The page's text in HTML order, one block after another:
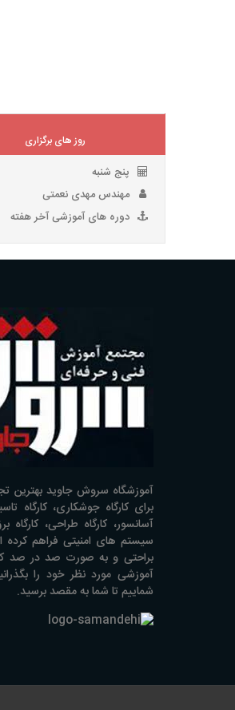
روز های برگزاری
پنج شنبه
مهندس مهدی نعمتی
دوره های آموزشی آخر هفته
آموزشگاه سروش جاوید بهترین
برای کارگاه جوشکاری، کارگاه
آسانسور، کارگاه طراحی،
سیستم های امنیتی فراهم
براحتی و به صورت صد در صد
آموزشی مورد نظر خود را
شماییم تا شما به مقصد برسید.